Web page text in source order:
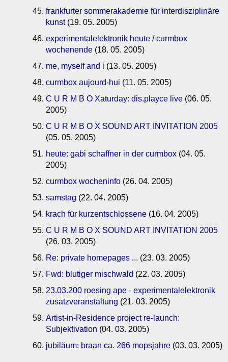
frankfurter sommerakademie für interdisziplinäre
kunst(19. 05. 2005)
experimentalelektronik heute / curmbox
wochenende (18. 05. 2005)
me, myself and i (13. 05. 2005)
curmbox aujourd-hui (11. 05. 2005)
C U R M B O Xaturday: dis.playce live (06. 05.
2005)
C U R M B O X SOUND ART INVITATION 2005
(05. 05. 2005)
heute: gabi schaffner in der curmbox (04. 05.
2005)
curmbox wocheninfo (26. 04. 2005)
samstag (22. 04. 2005)
krach für kurzentschlossene (16. 04. 2005)
C U R M B O X SOUND ART INVITATION 2005
(26. 03. 2005)
Re: private homepages ... (23. 03. 2005)
Fwd: blutiger mischwald (22. 03. 2005)
23.03.200 roesing ape - experimentalelektronik
zusatzveranstaltung (21. 03. 2005)
Artist-in-Residence project re-launch:
Subjektivation (04. 03. 2005)
jubiläum: braan ca. 266 mopsjahre (03. 03. 2005)